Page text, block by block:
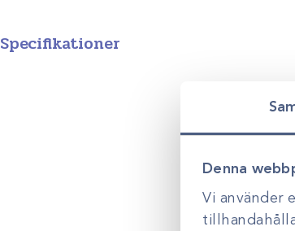
Denna
Vi använder
Specifikationer